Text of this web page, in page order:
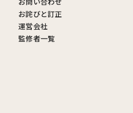
お詫びと訂正
運営会社
監修者一覧